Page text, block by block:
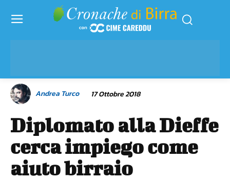
Andrea Turco 17 Ottobre 2018
Diplomato alla Dieffe
cerca impiego come
aiuto birraio